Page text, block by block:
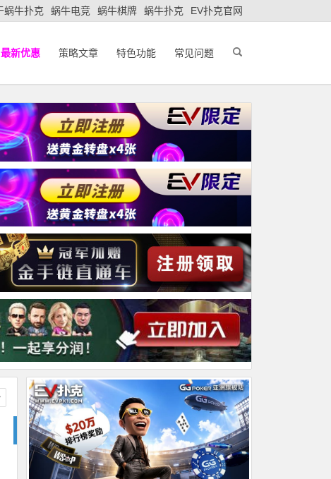
蜗牛扑克 蜗牛电竞 蜗牛棋牌 蜗牛扑克 EV扑克官网
最新优惠 策略文章 特色功能 常见问题